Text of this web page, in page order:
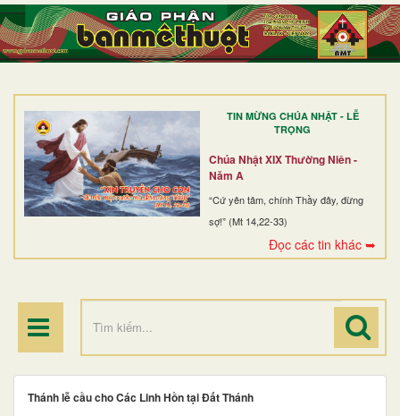
TIN MỪNG CHÚA NHẬT - LỄ
TRỌNG
Chúa Nhật XIX Thường Niên -
Năm A
“Cứ yên tâm, chính Thầy đây, đừng
sợ!” (Mt 14,22-33)
Đọc các tin khác ➥
TRANG NHẤT
GIỚI THIỆU
DÒNG TU
BAN MỤC VỤ
ĐOÀN THỂ CG
ĐIỂM HÀNH HƯƠNG
Thánh lễ cầu cho Các Linh Hồn tại Đất Thánh